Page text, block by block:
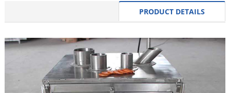
PRODUCT DETAILS